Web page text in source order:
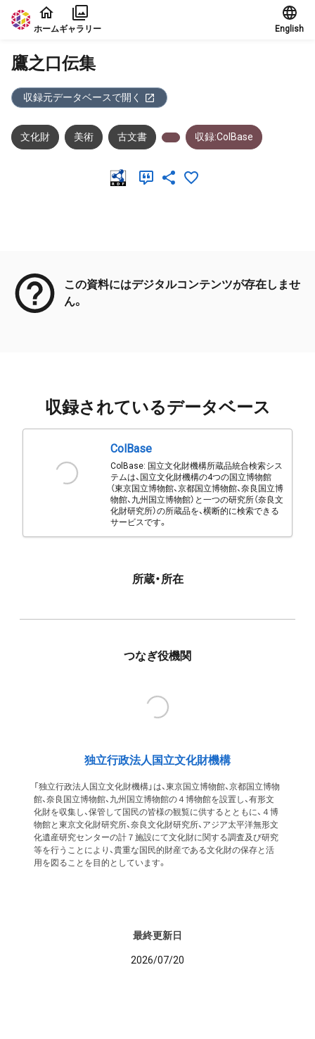
本文に飛ぶ
ホームギャラリー English
鷹之口伝集
収録元データベースで開く
文化財 美術 古文書 収録:ColBase
この資料にはデジタルコンテンツが存在しませ
ん。
収録されているデータベース
ColBase
ColBase: 国立文化財機構所蔵品統合検索シス
テムは、国立文化財機構の4つの国立博物館
（東京国立博物館、京都国立博物館、奈良国立博
物館、九州国立博物館）と一つの研究所（奈良文
化財研究所）の所蔵品を、横断的に検索できる
サービスです。
所蔵・所在
つなぎ役機関
独立行政法人国立文化財機構
「独立行政法人国立文化財機構」は、東京国立博物館、京都国立博物
館、奈良国立博物館、九州国立博物館の４博物館を設置し、有形文
化財を収集し、保管して国民の皆様の観覧に供するとともに、４博
物館と東京文化財研究所、奈良文化財研究所、アジア太平洋無形文
化遺産研究センターの計７施設にて文化財に関する調査及び研究
等を行うことにより、貴重な国民的財産である文化財の保存と活
用を図ることを目的としています。
最終更新日
2026/07/20